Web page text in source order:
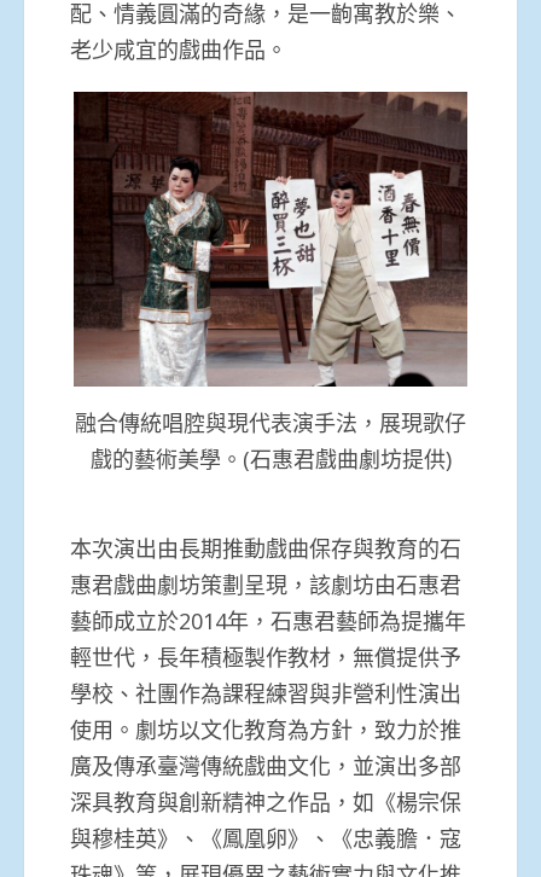
配、情義圓滿的奇緣，是一齣寓教於樂、
老少咸宜的戲曲作品。
融合傳統唱腔與現代表演手法，展現歌仔
戲的藝術美學。(石惠君戲曲劇坊提供)
本次演出由長期推動戲曲保存與教育的石
惠君戲曲劇坊策劃呈現，該劇坊由石惠君
藝師成立於2014年，石惠君藝師為提攜年
輕世代，長年積極製作教材，無償提供予
學校、社團作為課程練習與非營利性演出
使用。劇坊以文化教育為方針，致力於推
廣及傳承臺灣傳統戲曲文化，並演出多部
深具教育與創新精神之作品，如《楊宗保
與穆桂英》、《鳳凰卵》、《忠義膽．寇